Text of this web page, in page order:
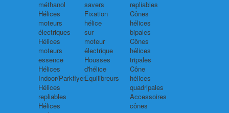
méthanol
Hélices
moteurs
électriques
Hélices
moteurs
essence
Hélices
Indoor/Parkflyer
Hélices
repliables
Hélices
savers
Fixation
hélice
sur
moteur
électrique
Housses
d'hélice
Equilibreurs
repliables
Cônes
hélices
bipales
Cônes
hélices
tripales
Cône
hélices
quadripales
Accessoires
cônes